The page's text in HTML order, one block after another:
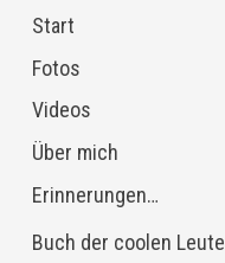
Start
Fotos
Videos
Über mich
Erinnerungen…
Buch der coolen Leute